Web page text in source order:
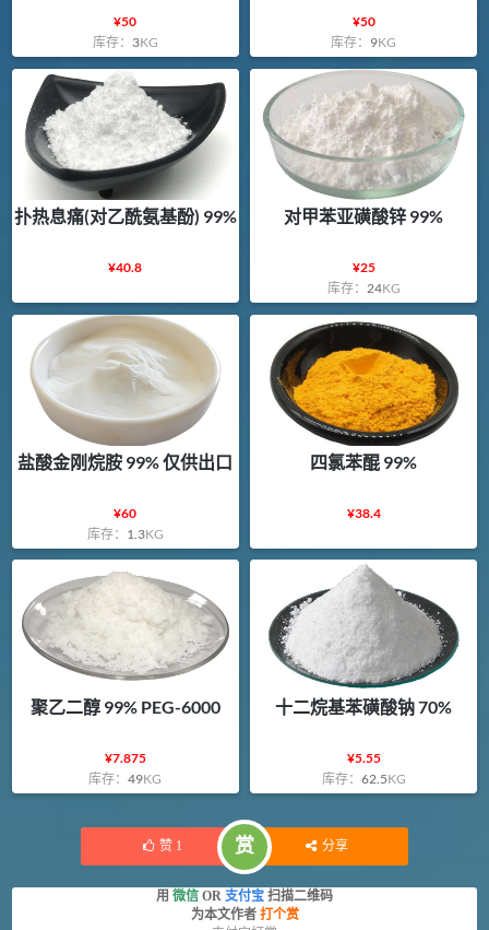
¥50
库存： 3KG
¥50
库存： 9KG
扑热息痛(对乙酰氨基酚) 99%
¥40.8
对甲苯亚磺酸锌 99%
¥25
库存： 24KG
盐酸金刚烷胺 99% 仅供出口
¥60
库存： 1.3KG
四氯苯醌 99%
¥38.4
聚乙二醇 99% PEG-6000
¥7.875
库存：49KG
十二烷基苯磺酸钠 70%
¥5.55
库存： 62.5KG
赞 1 赏 分享
用 微信 OR 支付宝 扫描二维码
为本文作者 打个赏